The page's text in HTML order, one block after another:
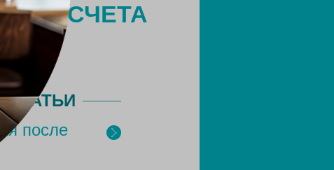
ПОДСЧЕТА
СТАТЬИ
после